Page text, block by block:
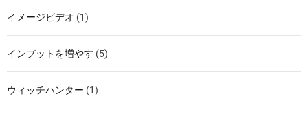
イメージビデオ (1)
インプットを増やす (5)
ウィッチハンター (1)